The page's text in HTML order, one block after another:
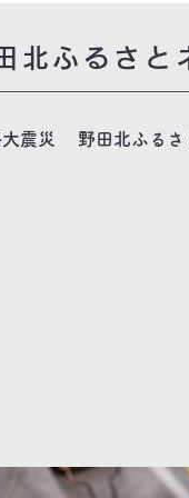
北ふるさと
震災 野田北ふるさ